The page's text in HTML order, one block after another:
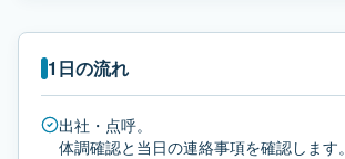
1日の流れ
出社・点呼。
体調確認と当日の連絡事項を確認します。